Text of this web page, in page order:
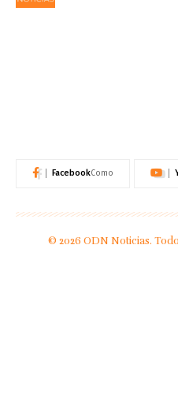
FacebookComo
© 2026 ODN Noticias.